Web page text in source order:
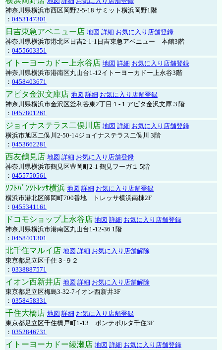
神奈川県横浜市西区岡野2-5-18 サミット横浜岡野1階
： 0453147301
日吉東急アベニュー店 地図 詳細 お気に入り店舗登録
神奈川県横浜市港北区日吉2-1-1日吉東急アベニュー 本館3階
： 0455603351
イトーヨーカドー上永谷店 地図 詳細 お気に入り店舗登録
神奈川県横浜市港南区丸山台1-12イトーヨーカドー上永谷3階
： 0458403671
アピタ金沢文庫店 地図 詳細 お気に入り店舗登録
神奈川県横浜市金沢区釜利谷東2丁目１-１アピタ金沢文庫３階
： 0457801261
ジョイナステラス二俣川店 地図 詳細 お気に入り店舗登録
横浜市旭区二俣川2-50-14ジョイナステラス二俣川 3階
： 0453662281
西友鶴見店 地図 詳細 お気に入り店舗登録
神奈川県横浜市鶴見区豊岡町2-1 鶴見フーガ１ 5階
： 0455750561
ｿﾌﾄﾊﾞﾝｸﾄﾚｯｻ横浜 地図 詳細 お気に入り店舗登録
横浜市港北区師岡町700番地 トレッサ横浜南棟2F
： 0455341161
ドコモショップ上永谷店 地図 詳細 お気に入り店舗登録
神奈川県横浜市港南区丸山台1-12-36 1階
： 0458401301
北千住マルイ店 地図 詳細 お気に入り店舗解除
東京都足立区千住３-９２
： 0338887571
イオン西新井店 地図 詳細 お気に入り店舗解除
東京都足立区梅島3-32-7イオン西新井3F
： 0358458331
千住大橋店 地図 詳細 お気に入り店舗登録
東京都足立区千住橋戸町1-13 ポンテポルタ千住3F
： 0352846731
イトーヨーカドー綾瀬店 地図 詳細 お気に入り店舗登録